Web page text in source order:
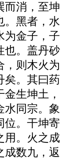
而消，至坤
。黑者，水
为金子，子
也。盖丹砂
，则木火为
矣。其曰药
生坤土，
水同宗。象
位。干坤寄
用。火之成
成数九，返